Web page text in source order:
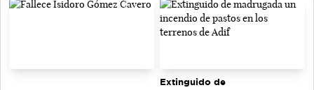
Extinguido de